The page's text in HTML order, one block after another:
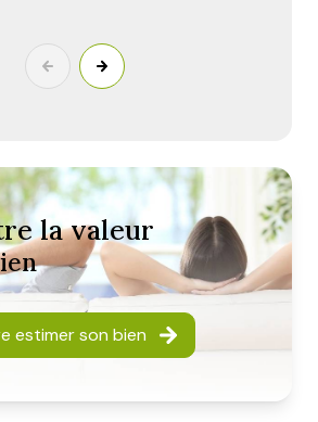
la valeur
estimer son bien